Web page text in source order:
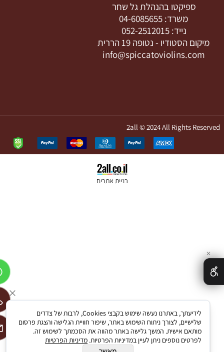
ספיקטו בהנהלת גל שחר
משרד:04-6085655
נייד:052-2512015
מיקום הסטודיו -נטופה 19 הררית
info@spiccatoviolins.com
2all © 2024 All Rights
בניית אתרים
לידיעתך, באתרנו נעשה שימוש בקבצי Cookies, לרבות של צדדים
שלישיים, לצורך ניתוח השימוש באתר, שיפור חוויית הגלישה והצגת פרסום
מותאם אישית. המשך גלישה באתר מהווה את הסכמתך לשימוש זה.
לפרטים נוספים ניתן לעיין במדיניות הפרטיות.מדיניות הפרטיות